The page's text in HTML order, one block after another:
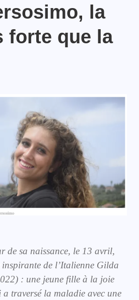
la
forte que la
de sa naissance, le 13 avril,
inspirante de l’Italienne Gilda
: une jeune fille à la joie
traversé la maladie avec une